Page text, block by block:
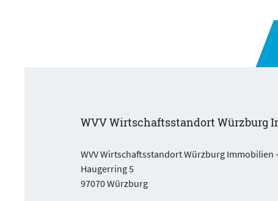
WVV Wirtschaftsstandort Würzburg
WVV Wirtschaftsstandort Würzburg Immobilien
Haugerring 5
97070 Würzburg